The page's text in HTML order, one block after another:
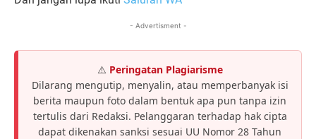
- Advertisment -
⚠️ Peringatan Plagiarisme
Dilarang mengutip, menyalin, atau memperbanyak isi
berita maupun foto dalam bentuk apa pun tanpa izin
tertulis dari Redaksi. Pelanggaran terhadap hak cipta
dapat dikenakan sanksi sesuai UU Nomor 28 Tahun